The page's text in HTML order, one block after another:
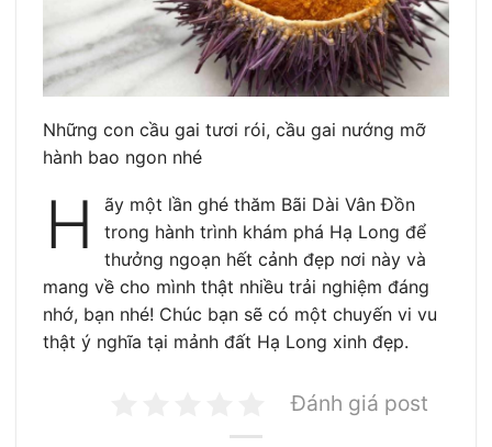
Những con cầu gai tươi rói, cầu gai nướng mỡ
hành bao ngon nhé
H
ãy một lần ghé thăm Bãi Dài Vân Đồn
trong hành trình khám phá Hạ Long để
thưởng ngoạn hết cảnh đẹp nơi này và
mang về cho mình thật nhiều trải nghiệm đáng
nhớ, bạn nhé! Chúc bạn sẽ có một chuyến vi vu
thật ý nghĩa tại mảnh đất Hạ Long xinh đẹp.
Đánh giá post